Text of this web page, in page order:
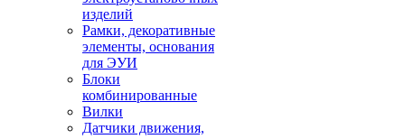
изделий
Рамки, декоративные
элементы, основания
для ЭУИ
Блоки
комбинированные
Вилки
Датчики движения,